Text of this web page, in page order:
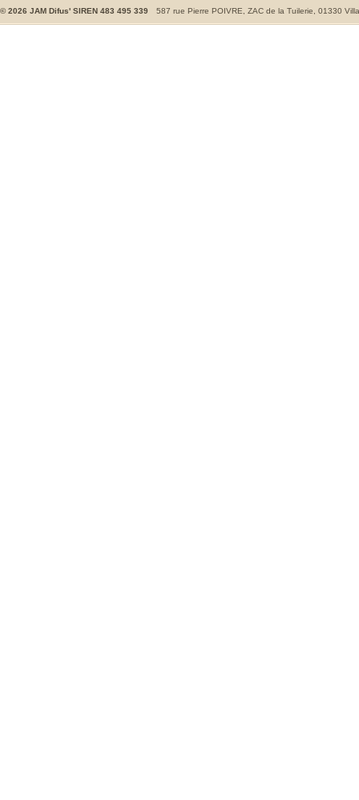
©2026 JAM Difus' SIREN 483 495 339 587 rue Pierre POIVRE, ZAC de la Tuilerie, 01330